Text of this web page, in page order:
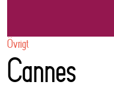
Övrigt
Cannes